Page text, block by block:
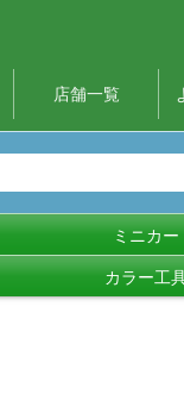
店舗一覧
ミニカー
カラー工